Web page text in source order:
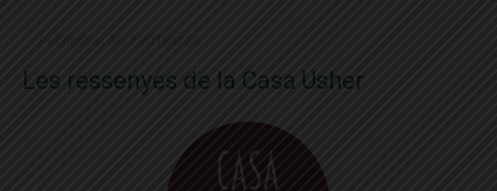
Les ressenyes de la Casa Usher